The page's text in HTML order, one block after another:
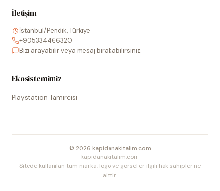
İletişim
İstanbul/Pendik, Türkiye
+905334466320
Bizi arayabilir veya mesaj bırakabilirsiniz.
Ekosistemimiz
Playstation Tamircisi
© 2026 kapidanakitalim.com
kapidanakitalim.com
Sitede kullanılan tüm marka, logo ve görseller ilgili hak sahiplerine
aittir.